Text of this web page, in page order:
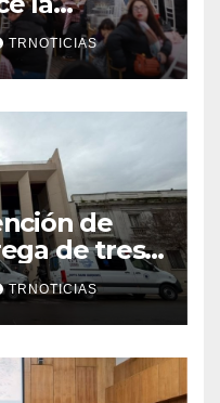
positivo
y el
TRNOTICIAS
de
de tres
para
Familia
TRNOTICIAS